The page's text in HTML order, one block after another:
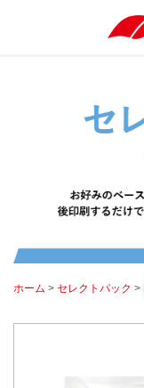
ホーム > セレクトパック >